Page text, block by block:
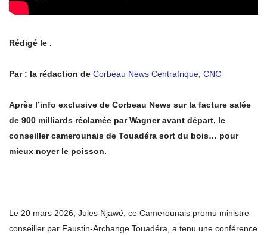
Rédigé le .
Par : la rédaction de Corbeau News Centrafrique, CNC
Après l’info exclusive de Corbeau News sur la facture salée
de 900 milliards réclamée par Wagner avant départ, le
conseiller camerounais de Touadéra sort du bois… pour
mieux noyer le poisson.
Le 20 mars 2026, Jules Njawé, ce Camerounais promu ministre
conseiller par Faustin-Archange Touadéra, a tenu une conférence